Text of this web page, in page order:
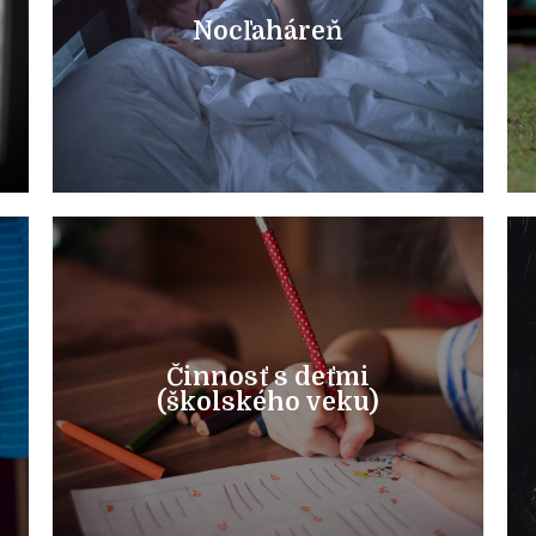
Nocľaháreň
Nocľaháreň
Poskytujeme teplé a bezpečné ubytovanie
počas noci tým, ktorí to potrebujú.
Činnosť s deťmi
(školského veku)
Činnosť s deťmi (školský
vek)
Doučovanie aj neformálne vzdelávanie v
našej vybavenej
Dozvedieť sa viac